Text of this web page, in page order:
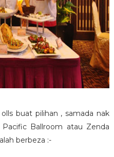
buat pilihan , samada nak
Ballroom atau Zenda
berbeza :-